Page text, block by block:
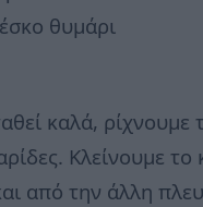
θυμάρι
καλά, ρίχνουμε
Κλείνουμε
από την άλλη